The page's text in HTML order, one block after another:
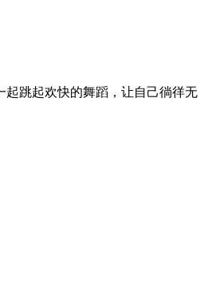
起跳起欢快的舞蹈，让自己徜徉无